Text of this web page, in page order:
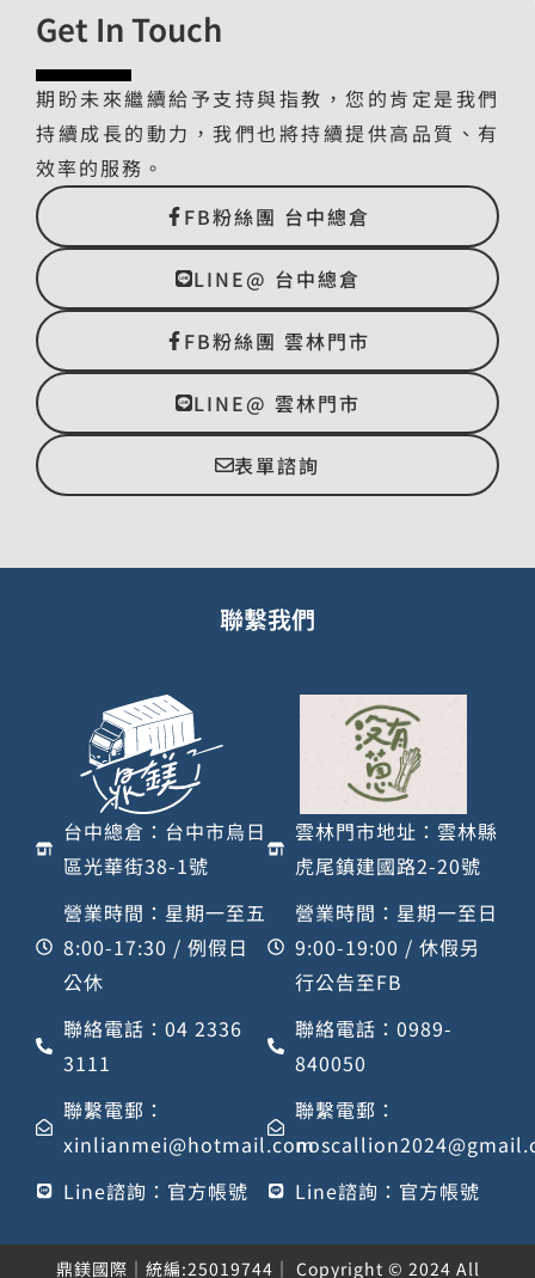
Get In Touch
期盼未來繼續給予支持與指教，您的肯定是我們
持續成長的動力，我們也將持續提供高品質、有
效率的服務。
FB粉絲團 台中總倉
LINE@ 台中總倉
FB粉絲團 雲林門市
LINE@ 雲林門市
表單諮詢
聯繫我們
台中總倉：台中市烏日
區光華街38-1號
營業時間：星期一至五
8:00-17:30 / 例假日
公休
聯絡電話：04 2336
3111
聯繫電郵：
xinlianmei@hotmail.com
Line諮詢：官方帳號
雲林門市地址：雲林縣
虎尾鎮建國路2-20號
營業時間：星期一至日
9:00-19:00 / 休假另
行公告至FB
聯絡電話：0989-
840050
聯繫電郵：
Line諮詢：官方帳號
鼎鎂國際｜統編:25019744｜ Copyright © 2024 All